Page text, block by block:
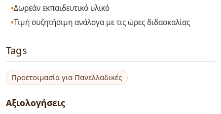
Δωρεάν εκπαιδευτικό υλικό
Τιμή συζητήσιμη ανάλογα με τις ώρες διδασκαλίας
Tags
Προετοιμασία για Πανελλαδικές
Αξιολογήσεις